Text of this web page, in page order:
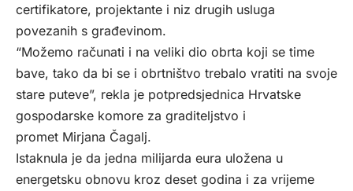
certifikatore, projektante i niz drugih usluga
povezanih s građevinom.
“Možemo računati i na veliki dio obrta koji se time
bave, tako da bi se i obrtništvo trebalo vratiti na svoje
stare puteve”, rekla je potpredsjednica Hrvatske
gospodarske komore za graditeljstvo i
promet Mirjana Čagalj.
Istaknula je da jedna milijarda eura uložena u
energetsku obnovu kroz deset godina i za vrijeme